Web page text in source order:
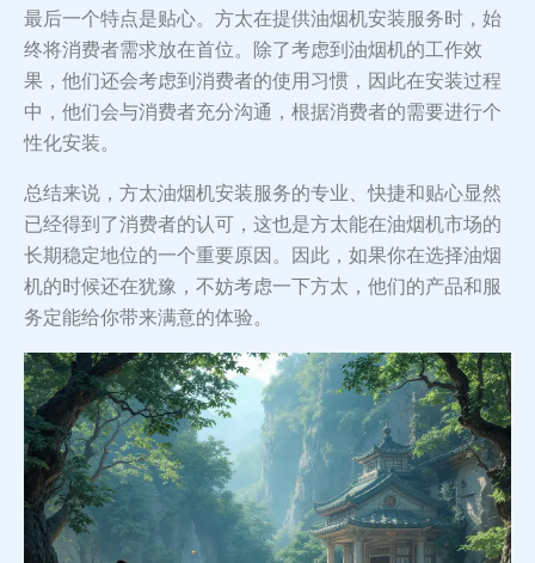
最后一个特点是贴心。方太在提供油烟机安装服务时，始
终将消费者需求放在首位。除了考虑到油烟机的工作效
果，他们还会考虑到消费者的使用习惯，因此在安装过程
中，他们会与消费者充分沟通，根据消费者的需要进行个
性化安装。
总结来说，方太油烟机安装服务的专业、快捷和贴心显然
已经得到了消费者的认可，这也是方太能在油烟机市场的
长期稳定地位的一个重要原因。因此，如果你在选择油烟
机的时候还在犹豫，不妨考虑一下方太，他们的产品和服
务定能给你带来满意的体验。